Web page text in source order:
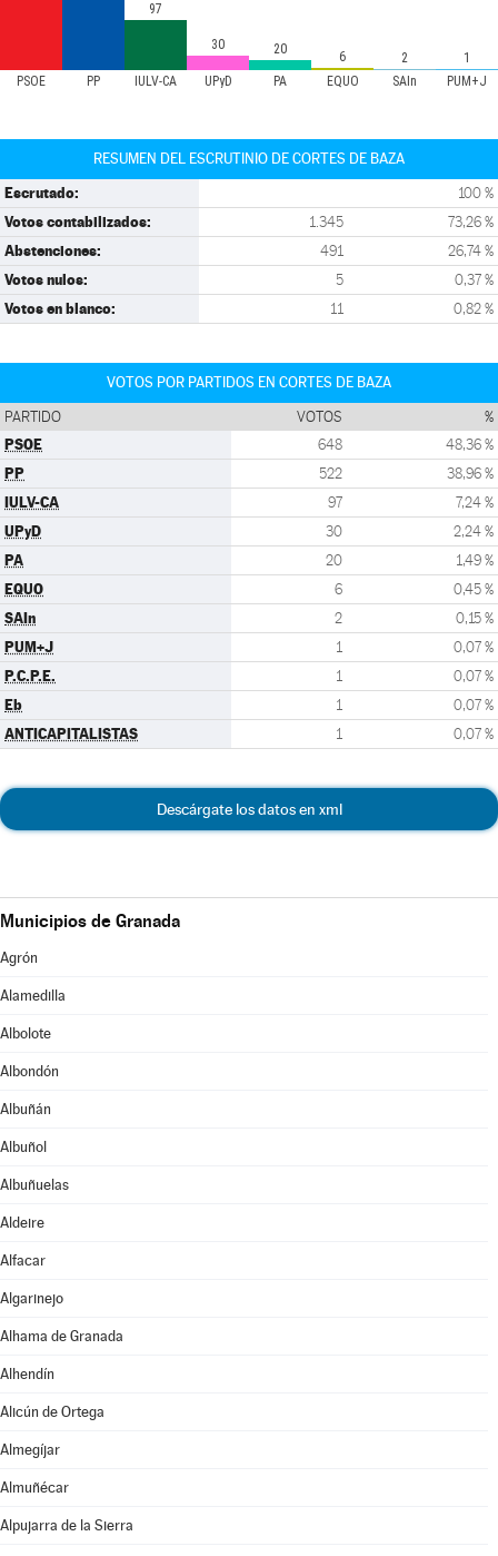
PSOE PP IULV-CA UPyD PA EQUO SAIn PUM+J
97
30 20 6 2 1
RESUMEN DEL ESCRUTINIO DE CORTES DE BAZA
Escrutado: 100 %
Votos contabilizados: 1.345 73,26 %
Abstenciones: 491 26,74 %
Votos nulos: 5 0,37 %
Votos en blanco: 11 0,82 %
VOTOS POR PARTIDOS EN CORTES DE BAZA
PARTIDO VOTOS %
PSOE 648 48,36 %
PP 522 38,96 %
IULV-CA 97 7,24 %
UPyD 30 2,24 %
PA 20 1,49 %
EQUO 6 0,45 %
SAIn 2 0,15 %
PUM+J 1 0,07 %
P.C.P.E. 1 0,07 %
Eb 1 0,07 %
ANTICAPITALISTAS 1 0,07 %
Descárgate los datos en xml
Municipios de Granada
Agrón
Alamedilla
Albolote
Albondón
Albuñán
Albuñol
Albuñuelas
Aldeire
Alfacar
Algarinejo
Alhama de Granada
Alhendín
Alicún de Ortega
Almegíjar
Almuñécar
Alpujarra de la Sierra